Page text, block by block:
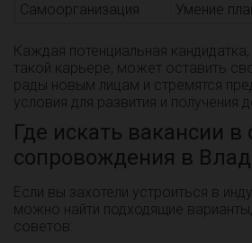
Самоорганизация
Умение
Каждая потенциальная
такой карьере, может оставить
рады новым лицам и стремятся
условия для развития и получения
Где искать вакансии в
сопровождения в
Если вы захотели устроиться в
можно найти подходящие
советов: